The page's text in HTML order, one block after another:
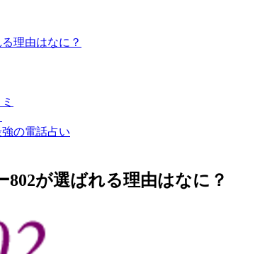
理由はなに？
の電話占い
が選ばれる理由はなに？